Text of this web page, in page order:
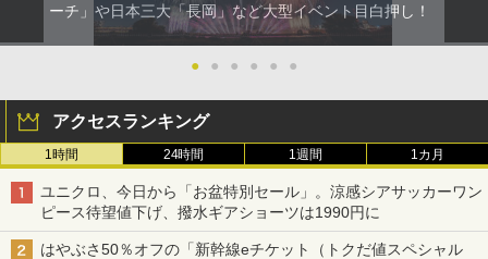
ーチ」や日本三大「長岡」など大型イベント目白押し！
● ● ● ● ● ●
アクセスランキング
1時間 24時間 1週間 1カ月
ユニクロ、今日から「お盆特別セール」。涼感シアサッカーワン
ピース待望値下げ、撥水ギアショーツは1990円に
はやぶさ50％オフの「新幹線eチケット（トクだ値スペシャル